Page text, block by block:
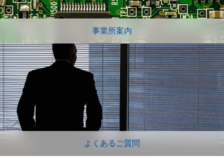
事業所案内
よくあるご質問